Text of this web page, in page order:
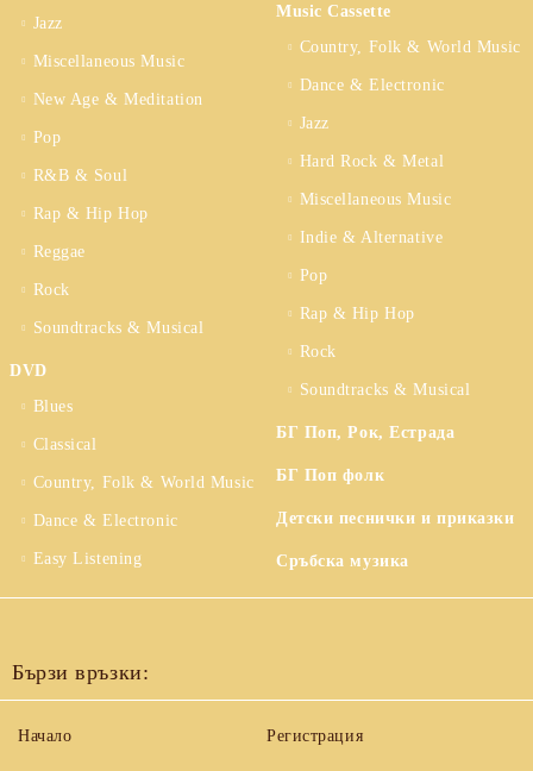
Jazz
Miscellaneous Music
New Age & Meditation
Pop
R&B & Soul
Rap & Hip Hop
Reggae
Rock
Soundtracks & Musical
DVD
Blues
Classical
Country, Folk & World Music
Dance & Electronic
Easy Listening
Music Cassette
Country, Folk & World Music
Dance & Electronic
Jazz
Hard Rock & Metal
Miscellaneous Music
Indie & Alternative
Pop
Rap & Hip Hop
Rock
Soundtracks & Musical
БГ Поп, Рок, Естрада
БГ Поп фолк
Детски песнички и приказки
Сръбска музика
Бързи връзки:
Начало Регистрация